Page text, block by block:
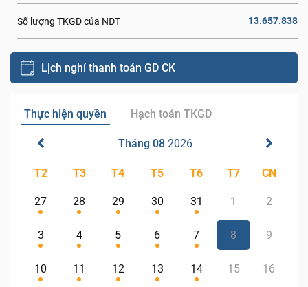
Số lượng TKGD của NĐT 13.657.838
Lịch nghỉ thanh toán GD CK
Thực hiện quyền Hạch toán TKGD
Tháng 08 2026
T2 T3 T4 T5 T6 T7 CN
27 28 29 30 31 1 2
3 4 5 6 7 8 9
10 11 12 13 14 15 16